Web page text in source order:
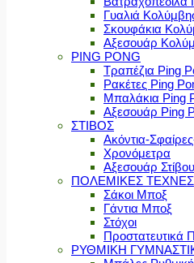
Γυαλιά
Σκουφάκια
Αξεσουάρ
PING PONG
Τραπέζια Ping
Ρακέτες Ping
Μπαλάκια Ping
Αξεσουάρ Ping
ΣΤΙΒΟΣ
Ακόντια-
Χρονόμετρα
Αξεσουάρ Στίβου
ΠΟΛΕΜΙΚΕΣ ΤΕΧΝΕΣ
Σάκοι Μποξ
Γάντια Μποξ
Στόχοι
Προστατευτικά
ΡΥΘΜΙΚΗ